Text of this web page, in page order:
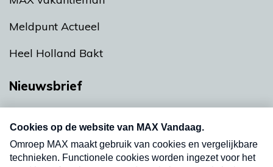
Meldpunt Actueel
Heel Holland Bakt
Nieuwsbrief
nieuwsbrief. Elke vrijdag- en dinsdagochtend in
uw mailbox.